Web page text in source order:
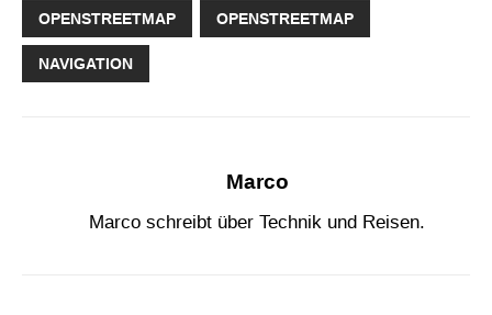
OPENSTREETMAP OPENSTREETMAP
NAVIGATION
Marco
Marco schreibt über Technik und Reisen.